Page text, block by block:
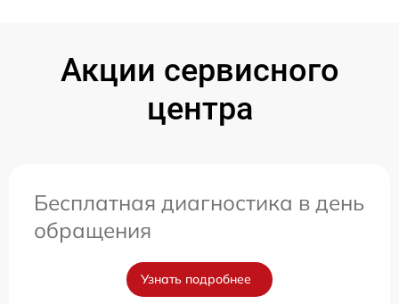
Акции сервисного
центра
Бесплатная диагностика в день
обращения
Узнать подробнее